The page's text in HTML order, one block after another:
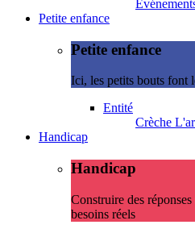
Petite enfance
Petite enfance
Ici, les petits bouts font
Entité
Crèche
Handicap
Handicap
Construire des
besoins réels